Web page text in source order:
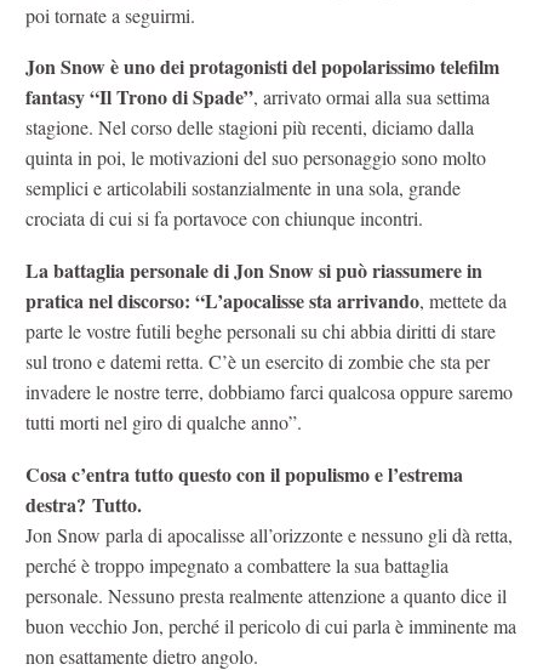
poi tornate a seguirmi.
Jon Snow è uno dei protagonisti del popolarissimo telefilm
fantasy “Il Trono di Spade”, arrivato ormai alla sua settima
stagione. Nel corso delle stagioni più recenti, diciamo dalla
quinta in poi, le motivazioni del suo personaggio sono molto
semplici e articolabili sostanzialmente in una sola, grande
crociata di cui si fa portavoce con chiunque incontri.
La battaglia personale di Jon Snow si può riassumere in
pratica nel discorso: “L’apocalisse sta arrivando, mettete da
parte le vostre futili beghe personali su chi abbia diritti di stare
sul trono e datemi retta. C’è un esercito di zombie che sta per
invadere le nostre terre, dobbiamo farci qualcosa oppure saremo
tutti morti nel giro di qualche anno”.
Cosa c’entra tutto questo con il populismo e l’estrema
destra? Tutto.
Jon Snow parla di apocalisse all’orizzonte e nessuno gli dà retta,
perché è troppo impegnato a combattere la sua battaglia
personale. Nessuno presta realmente attenzione a quanto dice il
buon vecchio Jon, perché il pericolo di cui parla è imminente ma
non esattamente dietro angolo.